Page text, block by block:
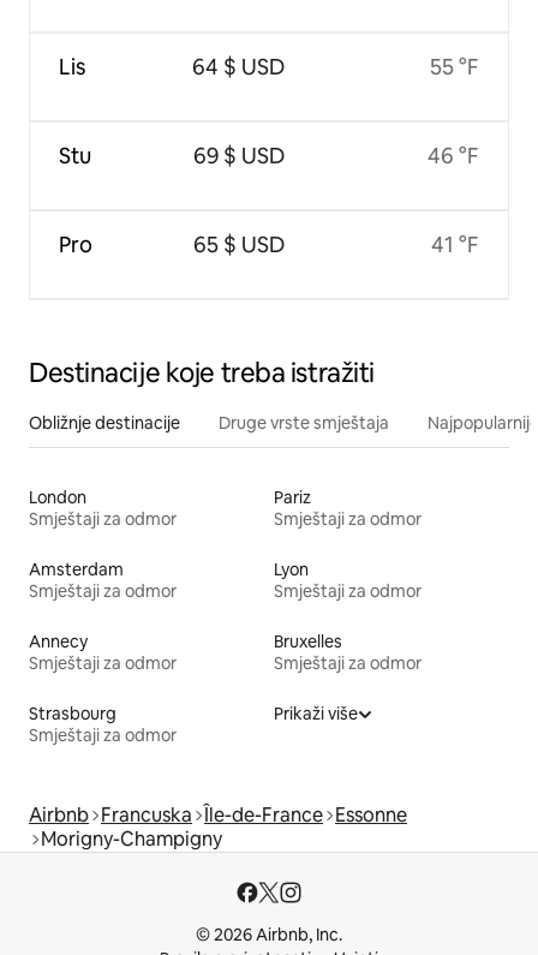
Lis
Stu
Pro
64 $ USD
69 $ USD
65 $ USD
55 °F
46 °F
41 °F
Destinacije koje treba istražiti
Obližnje destinacije Druge vrste smještaja
London
Smještaji za odmor
Pariz
Smještaji za odmor
Amsterdam
Smještaji za odmor
Lyon
Smještaji za odmor
Annecy
Smještaji za odmor
Bruxelles
Smještaji za odmor
Strasbourg
Smještaji za odmor
Prikaži više
Airbnb Francuska Île-de-France Essonne
Morigny-Champigny
© 2026 Airbnb, Inc.